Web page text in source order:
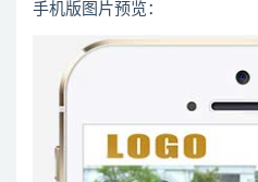
手机版图片预览：